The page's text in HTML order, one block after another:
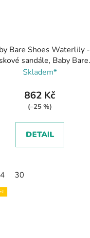
Bare Shoes Waterlily -
sandále, Baby Bare
Shoes
Skladem*
862 Kč
(–25 %)
DETAIL
30